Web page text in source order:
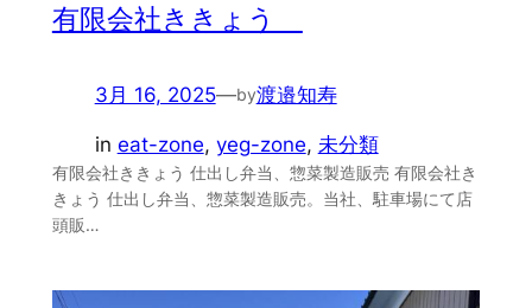
有限会社ききょう
3月 16, 2025—by渡邉知寿
in eat-zone, yeg-zone, 未分類
有限会社ききょう 仕出し弁当、惣菜製造販売 有限会社き
きょう 仕出し弁当、惣菜製造販売。当社、駐車場にて店
頭販…